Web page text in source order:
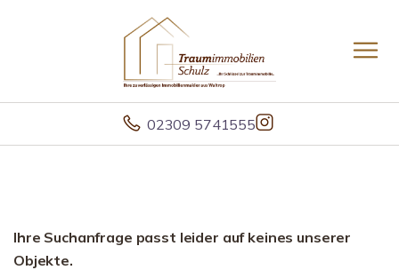
02309 5741555
Ihre Suchanfrage passt leider auf keines unserer
Objekte.